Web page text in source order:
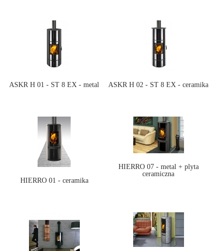
ASKR H 01 - ST 8 EX - metal ASKR H 02 - ST 8 EX - ceramika
HIERRO 01 - ceramika
HIERRO 07 - metal + plyta
ceramiczna